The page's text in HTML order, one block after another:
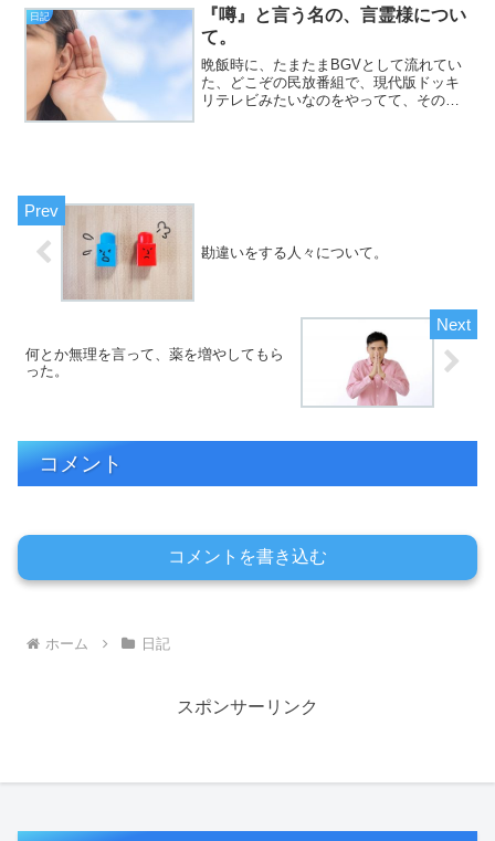
いけない。気楽そうに、チンタラ喋って
いるだけの動画でも。それ...
日記
『噂』と言う名の、言霊様につい
て。
晩飯時に、たまたまBGVとして流れてい
た、どこぞの民放番組で、現代版ドッキ
リテレビみたいなのをやってて、その趣
勘違いをする人々について。
何とか無理を言って、薬を増やしてもら
った。
コメント
コメントを書き込む
ホーム 日記
スポンサーリンク